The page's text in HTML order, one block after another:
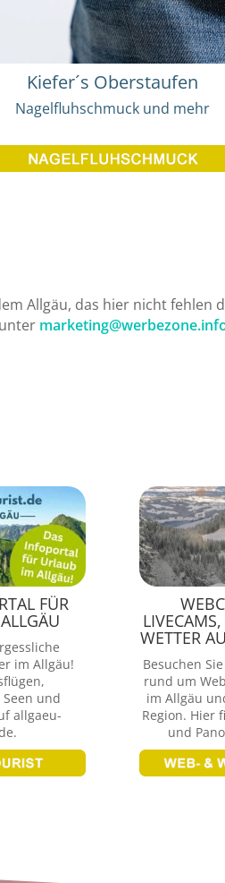
Kiefer´s Oberstaufen
Nagelfluhschmuck und mehr
Allgäu, das hier nicht fehlen
FÜR
im Allgäu!
und
allgaeu-
WETTER
Besuchen
rund um
im Allgäu
Region. Hier
und